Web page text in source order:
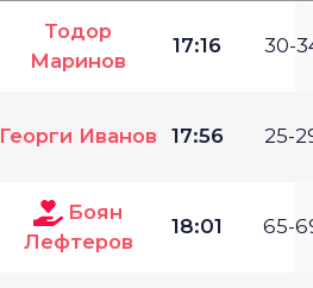
Тодор
Маринов
17:16 30-
Георги Иванов 17:56 25-
Боян
Лефтеров
18:01 65-